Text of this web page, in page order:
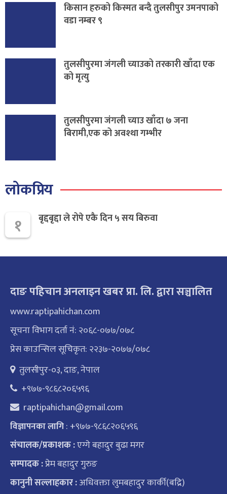
किसान हरुको किस्मत बन्दै तुलसीपुर उमनपाको
वडा नम्बर ९
तुलसीपुरमा जंगली च्याउको तरकारी खाँदा एक
को मृत्यु
तुलसीपुरमा जंगली च्याउ खाँदा ७ जना
बिरामी,एक को अवश्था गम्भीर
लोकप्रिय
१
बृद्दबृद्दा ले रोपे एकै दिन ५ सय बिरुवा
दाङ पहिचान अनलाइन खबर प्रा. लि. द्वारा सञ्चालित
www.raptipahichan.com
सूचना विभाग दर्ता नं: २०६८-०७७/०७८
प्रेस काउन्सिल सूचिकृत: २२३७-२०७७/०७८
तुलसीपुर-०३, दाङ, नेपाल
+९७७-९८६८२०६५९६
raptipahichan@gmail.com
विज्ञापनका लागि: +९७७-९८६८२०६५९६
संचालक/प्रकाशक :एग्गे बहादुर बुढा मगर
सम्पादक :प्रेम बहादुर गुरुङ
कानुनी सल्लाहकार :अधिवक्ता लुमबहादुर कार्की(बद्रि)